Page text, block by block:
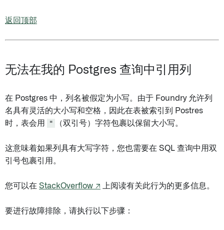
返回顶部
无法在我的 Postgres 查询中引用列
在 Postgres 中，列名被假定为小写。由于 Foundry 允许列
名具有灵活的大小写和空格，因此在表被索引到 Postres
时，表会用
" （双引号）字符包裹以保留大小写。
这意味着如果列具有大写字符，您也需要在 SQL 查询中用双
引号包裹引用。
您可以在 StackOverflow ↗ 上阅读有关此行为的更多信息。
要进行故障排除，请执行以下步骤：